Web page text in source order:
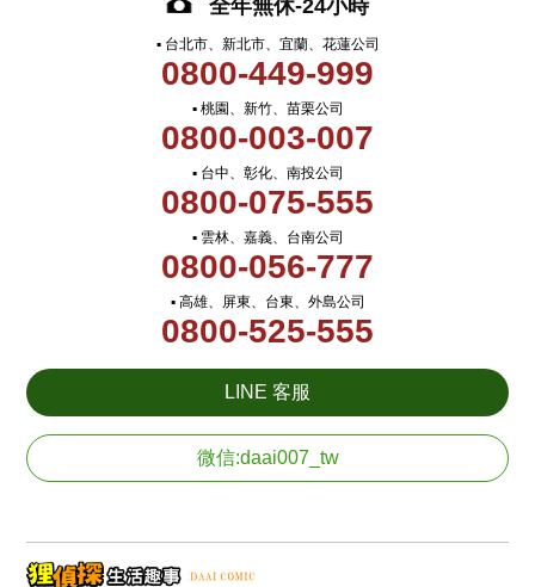
全年無休-24小時
▪ 台北市、新北市、宜蘭、花蓮公司
0800-449-999
▪ 桃園、新竹、苗栗公司
0800-003-007
▪ 台中、彰化、南投公司
0800-075-555
▪ 雲林、嘉義、台南公司
0800-056-777
▪ 高雄、屏東、台東、外島公司
0800-525-555
LINE 客服
微信:daai007_tw